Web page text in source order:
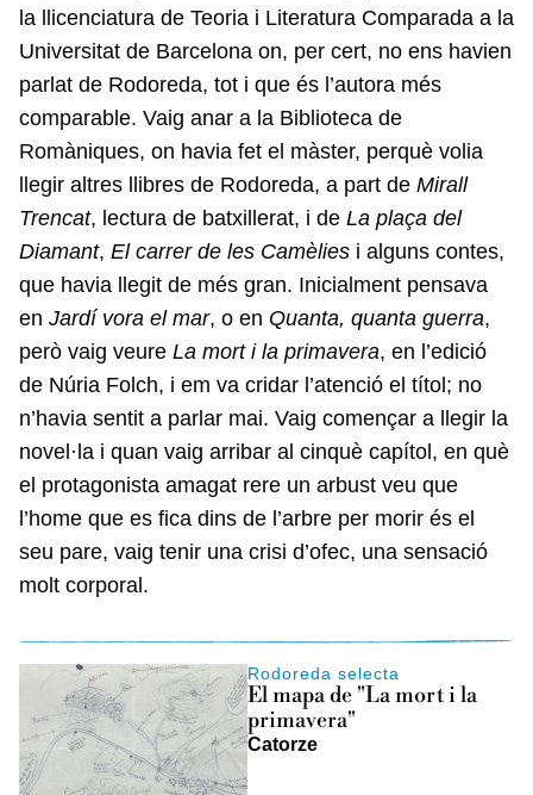
la llicenciatura de Teoria i Literatura Comparada a la
Universitat de Barcelona on, per cert, no ens havien
parlat de Rodoreda, tot i que és l’autora més
comparable. Vaig anar a la Biblioteca de
Romàniques, on havia fet el màster, perquè volia
llegir altres llibres de Rodoreda, a part de Mirall
Trencat, lectura de batxillerat, i de La plaça del
Diamant, El carrer de les Camèlies i alguns contes,
que havia llegit de més gran. Inicialment pensava
en Jardí vora el mar, o en Quanta, quanta guerra,
però vaig veure La mort i la primavera, en l’edició
de Núria Folch, i em va cridar l’atenció el títol; no
n’havia sentit a parlar mai. Vaig començar a llegir la
novel·la i quan vaig arribar al cinquè capítol, en què
el protagonista amagat rere un arbust veu que
l’home que es fica dins de l’arbre per morir és el
seu pare, vaig tenir una crisi d’ofec, una sensació
molt corporal.
Rodoreda selecta
El mapa de "La mort i la
primavera"
Catorze